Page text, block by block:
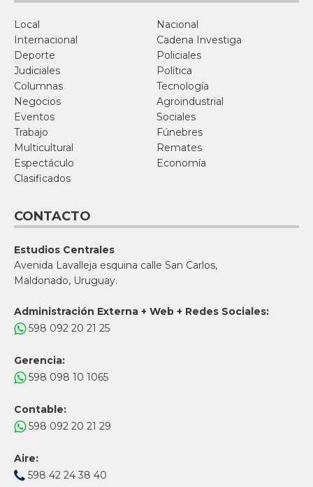
Local
Nacional
Internacional
Cadena Investiga
Deporte
Policiales
Judiciales
Política
Columnas
Tecnología
Negocios
Agroindustrial
Eventos
Sociales
Trabajo
Fúnebres
Multicultural
Remates
Espectáculo
Economía
Clasificados
CONTACTO
Estudios Centrales
Avenida Lavalleja esquina calle San Carlos,
Maldonado, Uruguay.
Administración Externa + Web + Redes Sociales:
598 092 20 21 25
Gerencia:
598 098 10 1065
Contable:
598 092 20 21 29
Aire:
598 42 24 38 40